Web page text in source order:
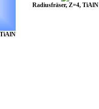
Radiusfräser, Z=4, TiAlN